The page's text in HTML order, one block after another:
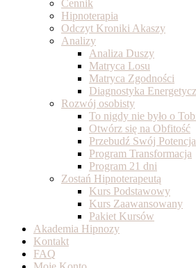
Cennik
Hipnoterapia
Odczyt Kroniki Akaszy
Analizy
Analiza Duszy
Matryca Losu
Matryca Zgodności
Diagnostyka
Rozwój osobisty
To nigdy nie było o
Otwórz się na Obfitość
Przebudź Swój
Program Transformacja
Program 21 dni
Zostań Hipnoterapeutą
Kurs Podstawowy
Kurs Zaawansowany
Pakiet Kursów
Akademia Hipnozy
Kontakt
FAQ